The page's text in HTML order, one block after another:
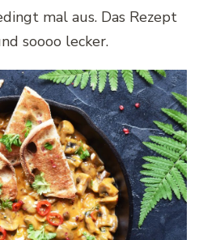
mal aus. Das Rezept
soooo lecker.